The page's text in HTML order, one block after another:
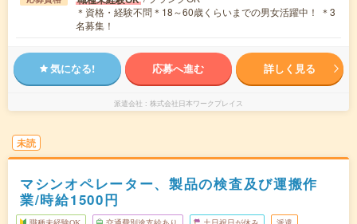
＊資格・経験不問＊18～60歳くらいまでの男女活躍中！ ＊3
名募集！
気になる! 応募へ進む 詳しく見る
派遣会社 株式会社日本ワークプレイス
未読
マシンオペレーター、製品の検査及び運搬作
業/時給1500円
職種未経験OK 交通費別途支給あり 土日祝日が休み 派遣